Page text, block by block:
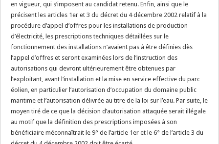
en vigueur, qui s’imposent au candidat retenu. Enfin, ainsi que le
précisent les articles 1er et 3 du décret du 4 décembre 2002 relatif à la
procédure d’appel d’offres pour les installations de production
d’électricité, les prescriptions techniques détaillées sur le
fonctionnement des installations n’avaient pas à être définies dès
l’appel d’offres et seront examinées lors de l’instruction des
autorisations qui devront ultérieurement être obtenues par
l’exploitant, avant l’installation et la mise en service effective du parc
éolien, en particulier l’autorisation d’occupation du domaine public
maritime et l’autorisation délivrée au titre de la loi sur l’eau. Par suite, le
moyen tiré de ce que la décision d’autorisation attaquée serait illégale
au motif que la définition des prescriptions imposées à son
bénéficiaire méconnaîtrait le 9° de l’article 1er et le 6° de l’article 3 du